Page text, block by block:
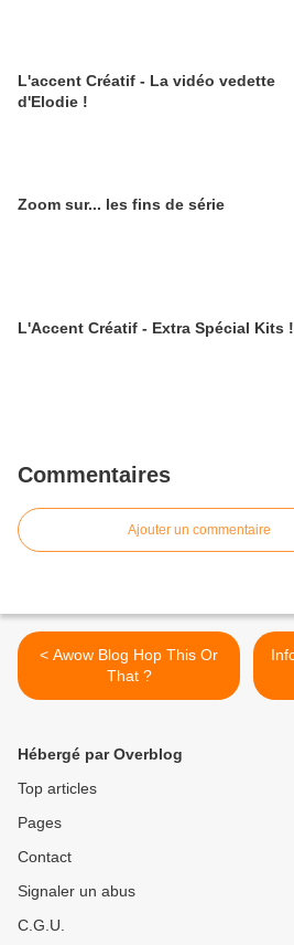
L'accent Créatif - La vidéo vedette
d'Elodie !
Zoom sur... les fins de série
L'Accent Créatif - Extra Spécial Kits !
Commentaires
Ajouter un commentaire
< Awow Blog Hop This Or
That ?
Hébergé par Overblog
Top articles
Pages
Contact
Signaler un abus
C.G.U.